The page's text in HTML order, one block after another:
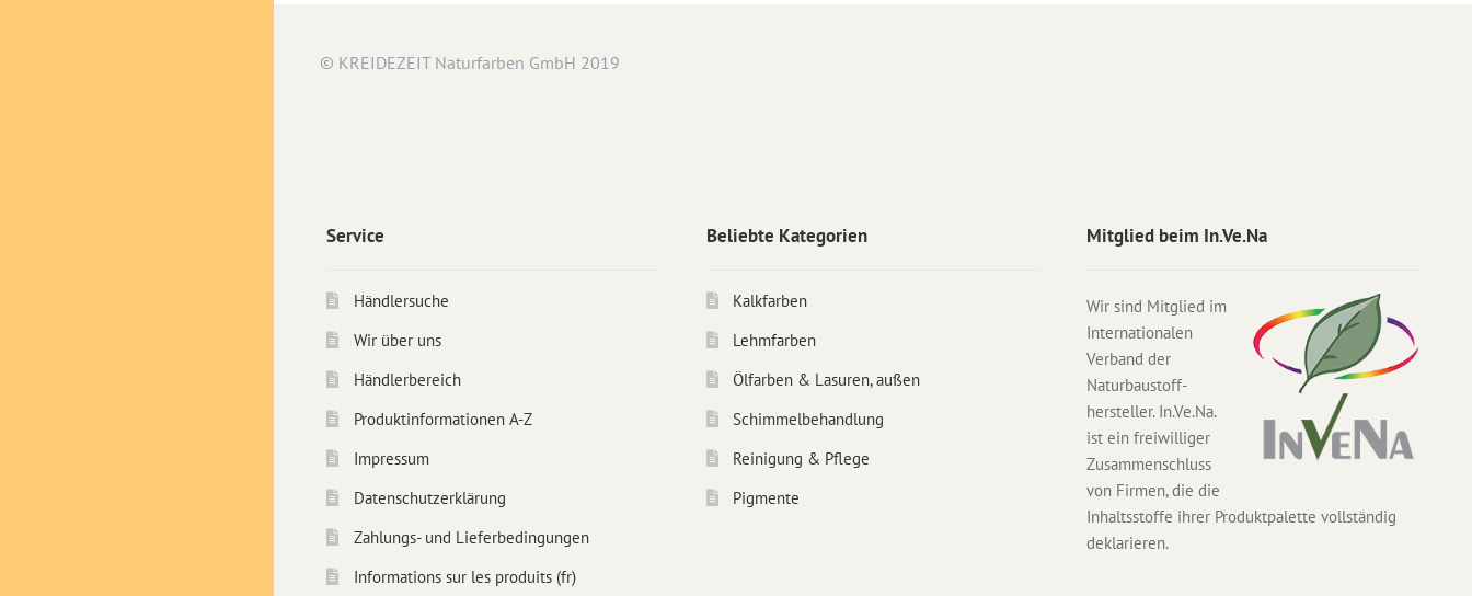
© KREIDEZEIT Naturfarben GmbH 2019
Service
Händlersuche
Wir über uns
Händlerbereich
Produktinformationen A-Z
Impressum
Datenschutzerklärung
Zahlungs- und Lieferbedingungen
Informations sur les produits (fr)
Beliebte Kategorien
Kalkfarben
Lehmfarben
Ölfarben & Lasuren, außen
Schimmelbehandlung
Reinigung & Pflege
Pigmente
Mitglied beim In.Ve.Na
Wir sind Mitglied im
Internationalen
Verband der
Naturbaustoff-
hersteller. In.Ve.Na.
ist ein freiwilliger
Zusammenschluss
von Firmen, die die
Inhaltsstoffe ihrer Produktpalette vollständig
deklarieren.